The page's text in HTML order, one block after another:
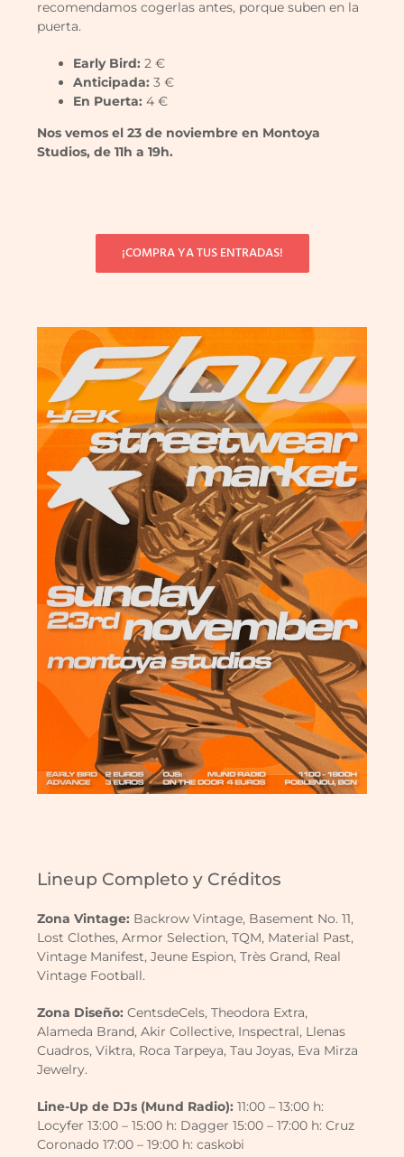
recomendamos cogerlas antes, porque suben en la
puerta.
Early Bird: 2 €
Anticipada: 3 €
En Puerta: 4 €
Nos vemos el 23 de noviembre en Montoya
Studios, de 11h a 19h.
¡COMPRA YA TUS ENTRADAS!
Lineup Completo y Créditos
Zona Vintage: Backrow Vintage, Basement No. 11,
Lost Clothes, Armor Selection, TQM, Material Past,
Vintage Manifest, Jeune Espion, Très Grand, Real
Vintage Football.
Zona Diseño: CentsdeCels, Theodora Extra,
Alameda Brand, Akir Collective, Inspectral, Llenas
Cuadros, Viktra, Roca Tarpeya, Tau Joyas, Eva Mirza
Jewelry.
Line-Up de DJs (Mund Radio): 11:00 – 13:00 h:
Locyfer 13:00 – 15:00 h: Dagger 15:00 – 17:00 h: Cruz
Coronado 17:00 – 19:00 h: caskobi